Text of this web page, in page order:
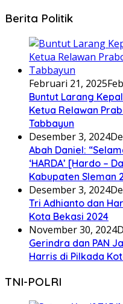
Berita Politik
Februari 21, 2025
Buntut Larang
Ketua Relawan
Tabbayun
Desember 3, 2024
Abah Daniel:
‘HARDA’ [Hardo –
Kabupaten Sleman
Desember 3, 2024
Tri Adhianto dan
Kota Bekasi 2024
November 30, 2024
Gerindra dan PAN
Harris di Pilkada
TNI-POLRI